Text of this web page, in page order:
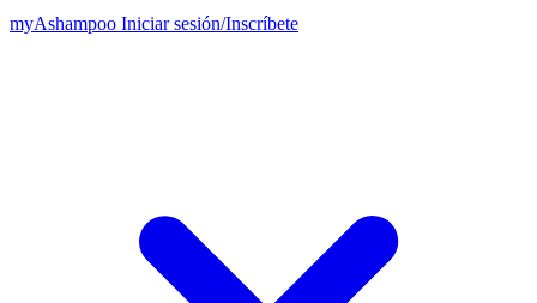
myAshampoo Iniciar sesión/Inscríbete